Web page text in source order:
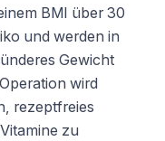
BMI über 30
und werden in
Gewicht
wird
rezeptfreies
zu